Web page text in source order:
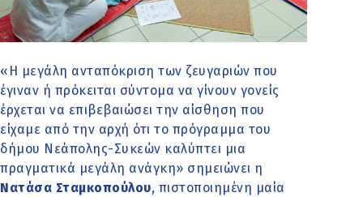
«Η μεγάλη ανταπόκριση των ζευγαριών που
έγιναν ή πρόκειται σύντομα να γίνουν γονείς
έρχεται να επιβεβαιώσει την αίσθηση που
είχαμε από την αρχή ότι το πρόγραμμα του
δήμου Νεάπολης-Συκεών καλύπτει μια
πραγματικά μεγάλη ανάγκη» σημειώνει η
Νατάσα Σταμκοπούλου, πιστοποιημένη μαία